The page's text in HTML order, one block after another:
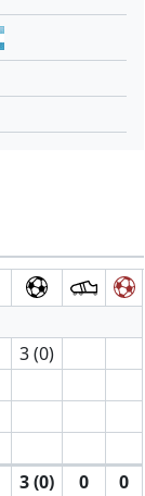
3 (0)
3 (0) 0 0